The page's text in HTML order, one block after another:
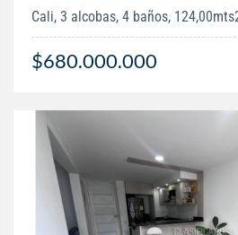
Cali, 3 alcobas, 4 baños,
$680.000.000